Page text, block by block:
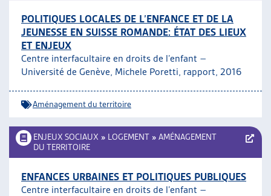
POLITIQUES LOCALES DE L’ENFANCE ET DE LA
JEUNESSE EN SUISSE ROMANDE: ÉTAT DES LIEUX
ET ENJEUX
Centre interfacultaire en droits de l’enfant –
Université de Genève, Michele Poretti, rapport, 2016
Aménagement du territoire
ENJEUX SOCIAUX » LOGEMENT » AMÉNAGEMENT
DU TERRITOIRE
ENFANCES URBAINES ET POLITIQUES PUBLIQUES
Centre interfacultaire en droits de l’enfant –